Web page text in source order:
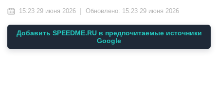
15:23 29 июня 2026 Обновлено: 15:23 29 июня 2026
Добавить SPEEDME.RU в предпочитаемые источники
Google